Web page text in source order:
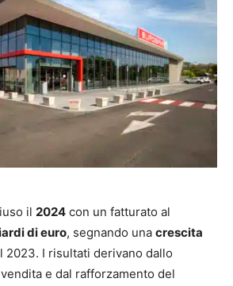
il 2024 con un fatturato al
di euro, segnando una crescita
2023. I risultati derivano dallo
e dal rafforzamento del